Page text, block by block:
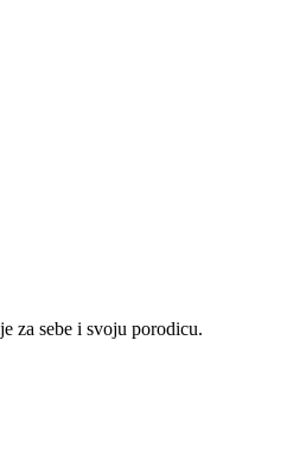
za sebe i svoju porodicu.